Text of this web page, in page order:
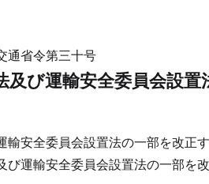
通省令第三十号
及び運輸安全委員会設
輸安全委員会設置法の一部を改正
び運輸安全委員会設置法の一部を